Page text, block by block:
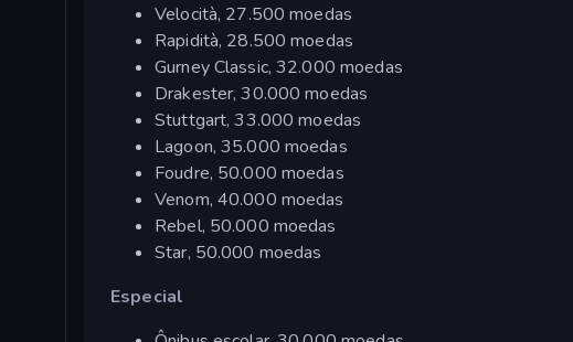
Velocità, 27.500 moedas
Rapidità, 28.500 moedas
Gurney Classic, 32.000 moedas
Drakester, 30.000 moedas
Stuttgart, 33.000 moedas
Lagoon, 35.000 moedas
Foudre, 50.000 moedas
Venom, 40.000 moedas
Rebel, 50.000 moedas
Star, 50.000 moedas
Especial